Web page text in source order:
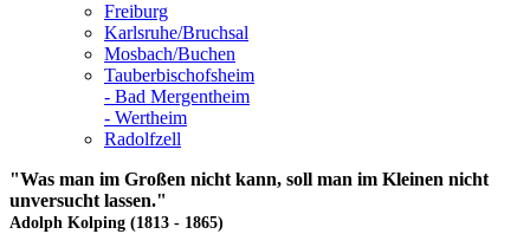
Freiburg
Karlsruhe/Bruchsal
Mosbach/Buchen
Tauberbischofsheim
- Bad Mergentheim
- Wertheim
Radolfzell
"Was man im Großen nicht kann, soll man im Kleinen nicht
unversucht lassen."
Adolph Kolping (1813 - 1865)